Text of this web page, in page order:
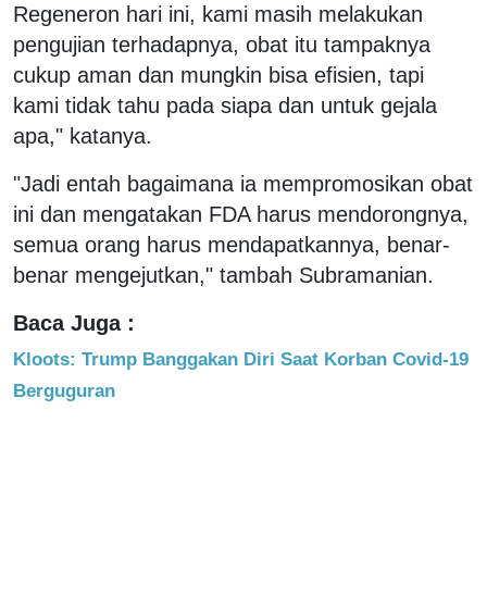
Regeneron hari ini, kami masih melakukan
pengujian terhadapnya, obat itu tampaknya
cukup aman dan mungkin bisa efisien, tapi
kami tidak tahu pada siapa dan untuk gejala
apa," katanya.
"Jadi entah bagaimana ia mempromosikan obat
ini dan mengatakan FDA harus mendorongnya,
semua orang harus mendapatkannya, benar-
benar mengejutkan," tambah Subramanian.
Baca Juga :
Kloots: Trump Banggakan Diri Saat Korban Covid-19
Berguguran